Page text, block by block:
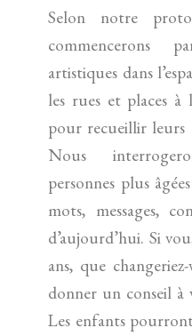
Selon notre
commencerons
artistiques dans
les rues et places à
pour recueillir leurs
Nous
personnes plus
mots, messages,
d’aujourd’hui. Si
ans, que
donner un conseil à
Les enfants